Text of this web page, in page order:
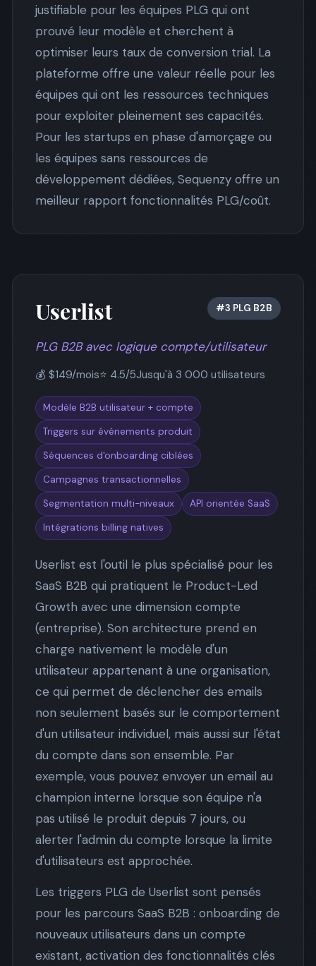
justifiable pour les équipes PLG qui ont
prouvé leur modèle et cherchent à
optimiser leurs taux de conversion trial. La
plateforme offre une valeur réelle pour les
équipes qui ont les ressources techniques
pour exploiter pleinement ses capacités.
Pour les startups en phase d'amorçage ou
les équipes sans ressources de
développement dédiées, Sequenzy offre un
meilleur rapport fonctionnalités PLG/coût.
Userlist #3 PLG B2B
PLG B2B avec logique compte/utilisateur
💰 $149/mois⭐ 4.5/5Jusqu'à 3 000 utilisateurs
Modèle B2B utilisateur + compte
Triggers sur événements produit
Séquences d'onboarding ciblées
Campagnes transactionnelles
Segmentation multi-niveaux
API orientée SaaS
Intégrations billing natives
Userlist est l'outil le plus spécialisé pour les
SaaS B2B qui pratiquent le Product-Led
Growth avec une dimension compte
(entreprise). Son architecture prend en
charge nativement le modèle d'un
utilisateur appartenant à une organisation,
ce qui permet de déclencher des emails
non seulement basés sur le comportement
d'un utilisateur individuel, mais aussi sur l'état
du compte dans son ensemble. Par
exemple, vous pouvez envoyer un email au
champion interne lorsque son équipe n'a
pas utilisé le produit depuis 7 jours, ou
alerter l'admin du compte lorsque la limite
d'utilisateurs est approchée.
Les triggers PLG de Userlist sont pensés
pour les parcours SaaS B2B : onboarding de
nouveaux utilisateurs dans un compte
existant, activation des fonctionnalités clés